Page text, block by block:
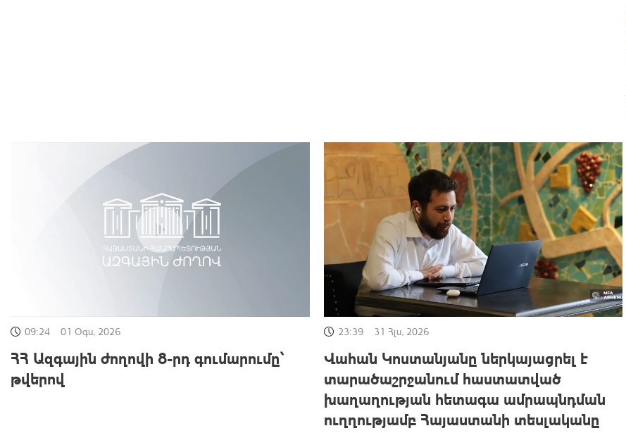
09:24 01 Օգս, 2026
ՀՀ Ազգային ժողովի 8-րդ գումարումը՝
թվերով
23:39 31 Հլս, 2026
Վահան Կոստանյանը ներկայացրել է
տարածաշրջանում հաստատված
խաղաղության հետագա ամրապնդման
ուղղությամբ Հայաստանի տեսլականը